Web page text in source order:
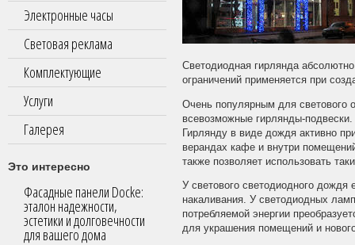
Электронные часы
Световая реклама
Комплектующие
Услуги
Галерея
Это интересно
Фасадные панели Docke:
эталон надежности,
эстетики и долговечности
для вашего дома
Светодиодная гирлянда
ограничений применяется при
Очень популярным для светового
всевозможные гирлянды-
Гирлянду в виде дождя активно
верандах кафе и внутри
также позволяет использовать
У светового светодиодного
накаливания. У светодиодных
потребляемой энергии
для украшения помещений и